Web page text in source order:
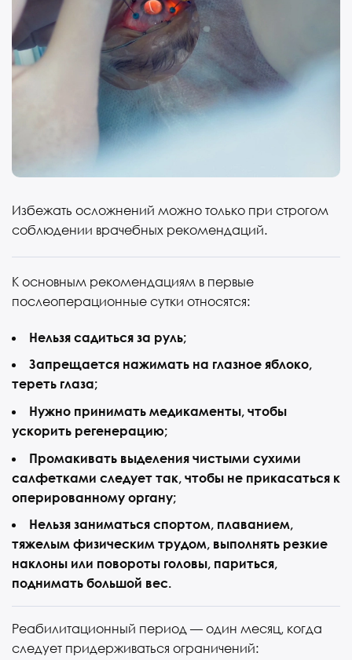
Избежать осложнений можно только при строгом
соблюдении врачебных рекомендаций.
К основным рекомендациям в первые
послеоперационные сутки относятся:
Нельзя садиться за руль;
Запрещается нажимать на глазное яблоко,
тереть глаза;
Нужно принимать медикаменты, чтобы
ускорить регенерацию;
Промакивать выделения чистыми сухими
салфетками следует так, чтобы не прикасаться к
оперированному органу;
Нельзя заниматься спортом, плаванием,
тяжелым физическим трудом, выполнять резкие
наклоны или повороты головы, париться,
поднимать большой вес.
Реабилитационный период — один месяц, когда
следует придерживаться ограничений: